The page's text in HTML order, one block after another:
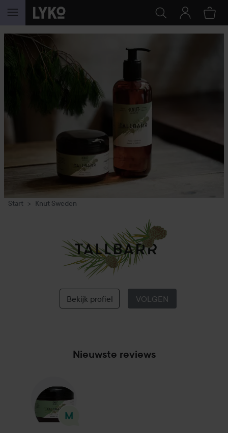
GA NAAR INHOUD
Start Knut Sweden
Knut
Sweden
Bekijk profiel VOLGEN
Nieuwste reviews